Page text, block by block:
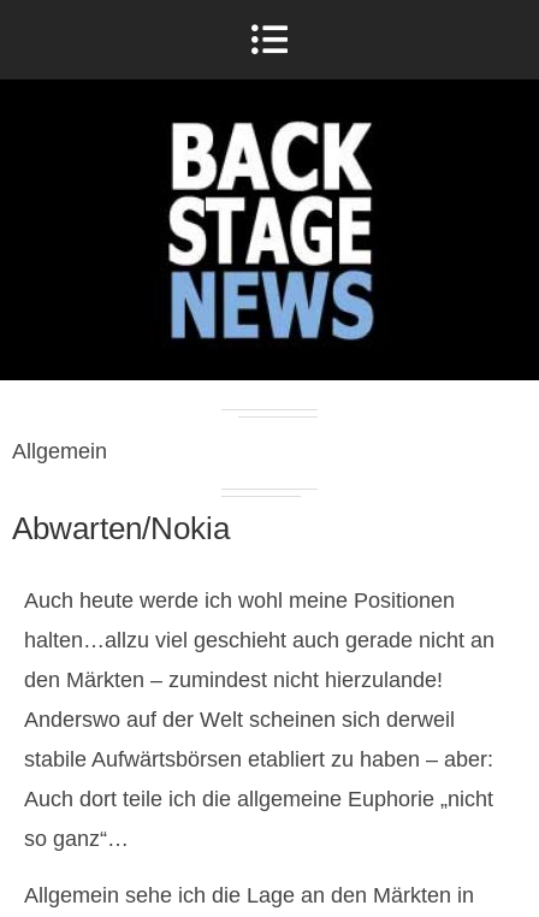
Allgemein
Abwarten/Nokia
Auch heute werde ich wohl meine Positionen
halten…allzu viel geschieht auch gerade nicht an
den Märkten – zumindest nicht hierzulande!
Anderswo auf der Welt scheinen sich derweil
stabile Aufwärtsbörsen etabliert zu haben – aber:
Auch dort teile ich die allgemeine Euphorie „nicht
so ganz“…
Allgemein sehe ich die Lage an den Märkten in